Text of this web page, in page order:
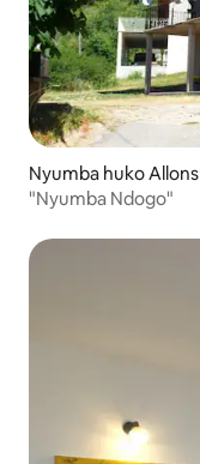
Nyumba huko Allons
"Nyumba Ndogo"